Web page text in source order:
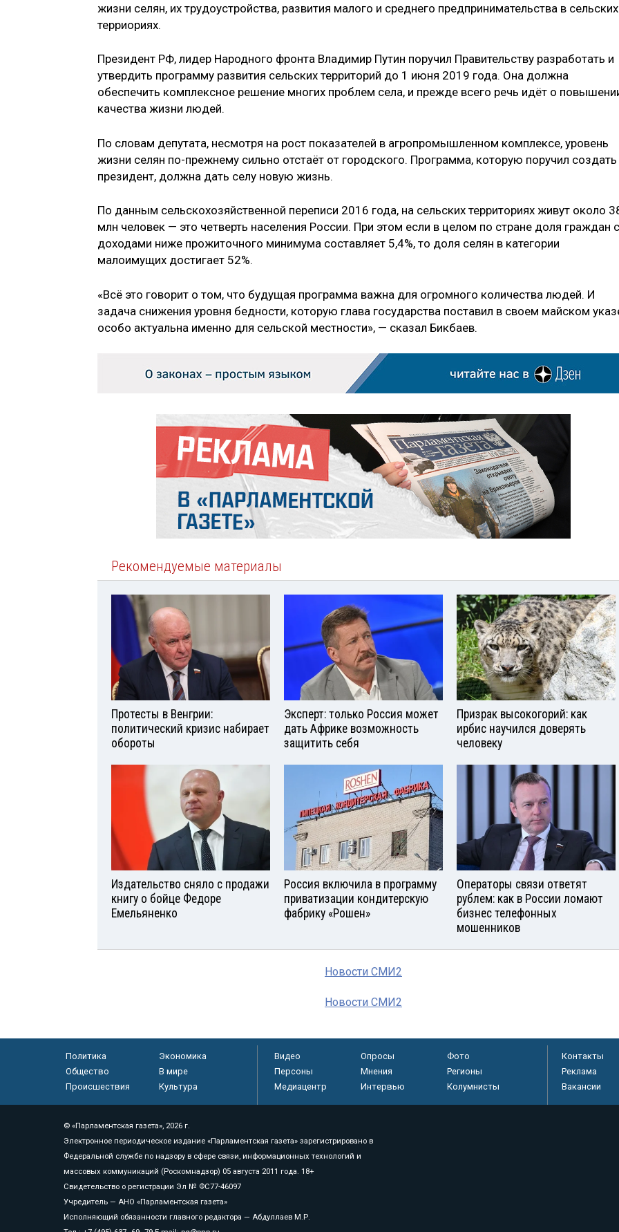
жизни селян, их трудоустройства, развития малого и среднего предпринимательства в сельских
терриориях.
Президент РФ, лидер Народного фронта Владимир Путин поручил Правительству разработать и
утвердить программу развития сельских территорий до 1 июня 2019 года. Она должна
обеспечить комплексное решение многих проблем села, и прежде всего речь идёт о
качества жизни людей.
По словам депутата, несмотря на рост показателей в агропромышленном комплексе, уровень
жизни селян по-прежнему сильно отстаёт от городского. Программа, которую поручил создать
президент, должна дать селу новую жизнь.
По данным сельскохозяйственной переписи 2016 года, на сельских территориях живут около
млн человек — это четверть населения России. При этом если в целом по стране доля граждан с
доходами ниже прожиточного минимума составляет 5,4%, то доля селян в категории
малоимущих достигает 52%.
«Всё это говорит о том, что будущая программа важна для огромного количества людей. И
задача снижения уровня бедности, которую глава государства поставил в своем майском
особо актуальна именно для сельской местности», — сказал Бикбаев.
Рекомендуемые материалы
Протесты в Венгрии:
политический кризис набирает
обороты
Эксперт: только Россия может
дать Африке возможность
защитить себя
Призрак высокогорий: как
ирбис научился доверять
человеку
Издательство сняло с продажи
книгу о бойце Федоре
Емельяненко
Россия включила в программу
приватизации кондитерскую
фабрику «Рошен»
Операторы связи ответят
рублем: как в России ломают
бизнес телефонных
мошенников
Новости СМИ2
Новости СМИ2
Политика
Экономика
Общество
В мире
Происшествия
Культура
Видео Опросы
Фото
Персоны
Мнения
Регионы
Медиацентр
Интервью Колумнисты
Контакты
Реклама
Вакансии
© «Парламентская газета», 2026 г.
Электронное периодическое издание «Парламентская газета» зарегистрировано в
Федеральной службе по надзору в сфере связи, информационных технологий и
массовых коммуникаций (Роскомнадзор) 05 августа 2011 года. 18+
Свидетельство о регистрации Эл № ФС77-46097
Учредитель — АНО «Парламентская газета»
Исполняющий обязанности главного редактора — Абдуллаев М.Р.